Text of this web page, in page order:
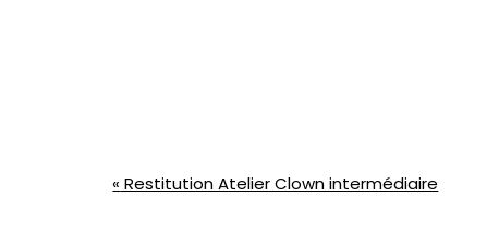
Navigation
« Restitution Atelier Clown intermédiaire